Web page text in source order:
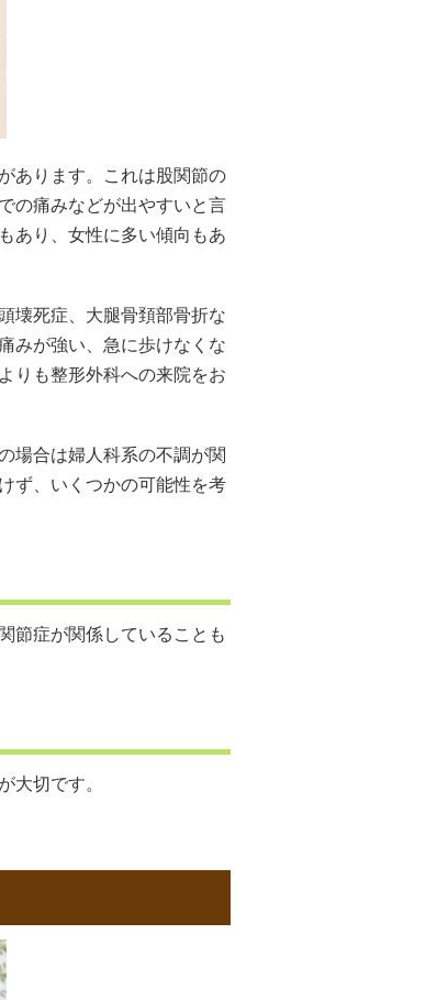
あります。これは股関節の
の痛みなどが出やすいと言
あり、女性に多い傾向もあ
壊死症、大腿骨頚部骨折な
みが強い、急に歩けなくな
りも整形外科への来院をお
場合は婦人科系の不調が関
ず、いくつかの可能性を考
節症が関係していることも
大切です。